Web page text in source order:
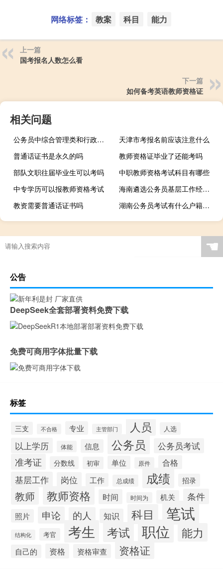
网络标签： 教案 科目 能力
上一篇
国考报名人数怎么看
下一篇
如何备考英语教师资格证
相关问题
公务员中综合管理类和行政执法类有啥区别
天津市考报名前应该注意什么
普通话证书是永久的吗
教师资格证毕业了还能考吗
部队文职往届毕业生可以考吗
中职教师资格考试科目有哪些
中专学历可以报教师资格考试
海南遴选公务员基层工作经验时间怎么界定
教资需要普通话证书吗
湖南公务员考试有什么户籍限制
☚
公告
DeepSeek全套部署资料免费下载
免费可商用字体批量下载
标签
三支 不合格 专业 主管部门 人员 人选
以上学历 体能 信息 公务员 公务员考试
准考证 分数线 初审 单位 原件 合格
基层工作 岗位 工作 总成绩 成绩 招录
教师 教师资格 时间 时间为 机关 条件
照片 申论 的人 知识 科目 笔试
结构化 考官 考生 考试 职位 能力
自己的 资格 资格审查 资格证